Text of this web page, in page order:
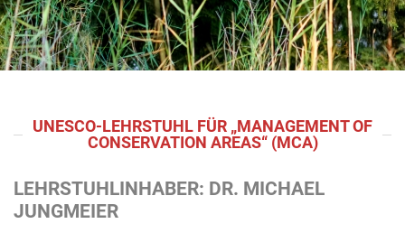
UNESCO-LEHRSTUHL FÜR „MANAGEMENT OF
CONSERVATION AREAS“ (MCA)
LEHRSTUHLINHABER: DR. MICHAEL
JUNGMEIER